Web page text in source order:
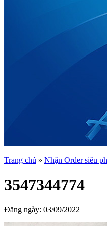
Trang chủ » Nhận Order siêu
3547344774
Đăng ngày: 03/09/2022